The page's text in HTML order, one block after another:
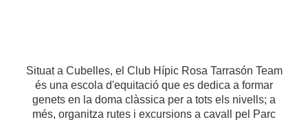
Situat a Cubelles, el Club Hípic Rosa Tarrasón Team
és una escola d'equitació que es dedica a formar
genets en la doma clàssica per a tots els nivells; a
més, organitza rutes i excursions a cavall pel Parc